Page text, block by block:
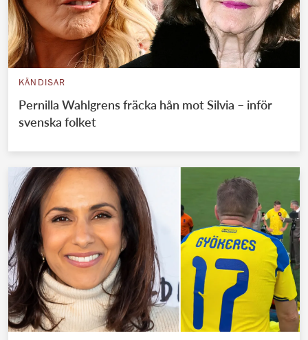
KÄNDISAR
Pernilla Wahlgrens fräcka hån mot Silvia – inför
svenska folket